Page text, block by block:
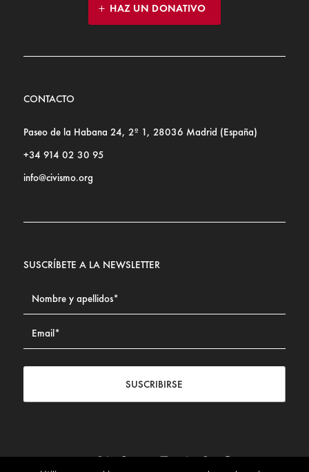
HAZ UN DONATIVO
CONTACTO
Paseo de la Habana 24, 2º 1, 28036 Madrid (España)
+34 914 02 30 95
info@civismo.org
SUSCRÍBETE A LA NEWSLETTER
SUSCRIBIRSE